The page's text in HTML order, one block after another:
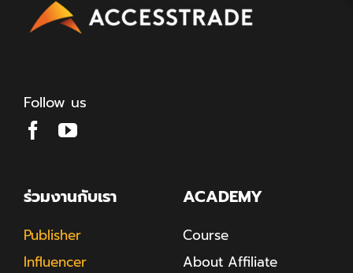
Follow us
ร่วมงานกับเรา
Publisher
Influencer
ACADEMY
Course
About Affiliate